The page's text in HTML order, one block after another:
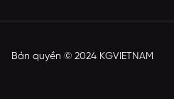
Bản quyền © 2024 KGVIETNAM